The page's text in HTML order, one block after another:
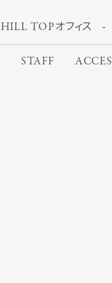
HILL TOPオフィス
STAFF